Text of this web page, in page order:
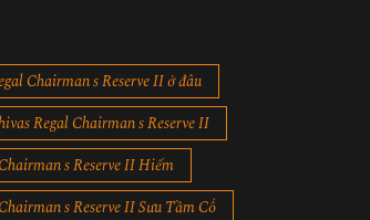
Chairman s Reserve II ở đâu
Regal Chairman s Reserve II
s Reserve II Hiếm
s Reserve II Sưu Tầm Cổ